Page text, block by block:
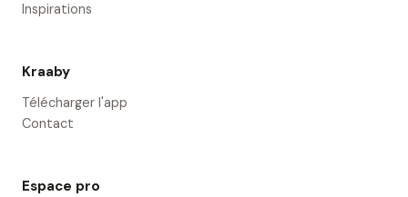
Inspirations
Kraaby
Télécharger l'app
Contact
Espace pro